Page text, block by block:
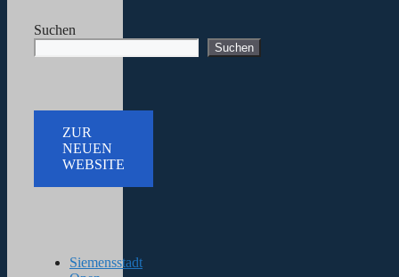
Suchen
Suchen
ZUR
NEUEN
WEBSITE
Siemensstadt